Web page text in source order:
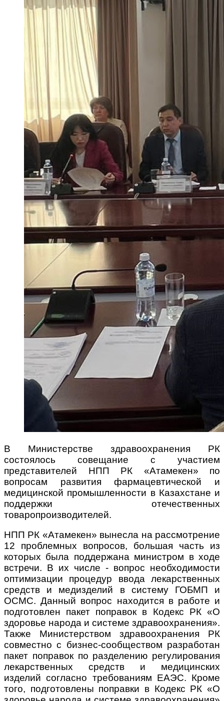
В Министерстве здравоохранения РК
состоялось совещание с участием
представителей НПП РК «Атамекен» по
вопросам развития фармацевтической и
медицинской промышленности в Казахстане и
поддержки отечественных
товаропроизводителей.
НПП РК «Атамекен» вынесла на рассмотрение
12 проблемных вопросов, большая часть из
которых была поддержана министром в ходе
встречи. В их числе - вопрос необходимости
оптимизации процедур ввода лекарственных
средств и медизделий в систему ГОБМП и
ОСМС. Данный вопрос находится в работе и
подготовлен пакет поправок в Кодекс РК «О
здоровье народа и системе здравоохранения».
Также Министерством здравоохранения РК
совместно с бизнес-сообществом разработан
пакет поправок по разделению регулирования
лекарственных средств и медицинских
изделий согласно требованиям ЕАЭС. Кроме
того, подготовлены поправки в Кодекс РК «О